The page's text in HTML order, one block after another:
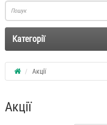
Категорії
Акції
Акції